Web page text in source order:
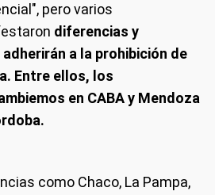
pero varios
diferencias y
a la prohibición de
Entre ellos, los
en CABA y Mendoza
como Chaco, La Pampa,